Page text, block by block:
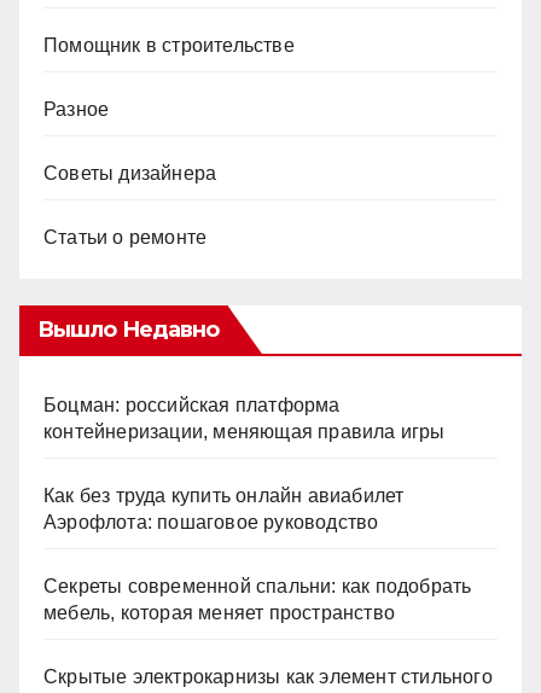
Помощник в строительстве
Разное
Советы дизайнера
Статьи о ремонте
Вышло Недавно
Боцман: российская платформа
контейнеризации, меняющая правила игры
Как без труда купить онлайн авиабилет
Аэрофлота: пошаговое руководство
Секреты современной спальни: как подобрать
мебель, которая меняет пространство
Скрытые электрокарнизы как элемент стильного